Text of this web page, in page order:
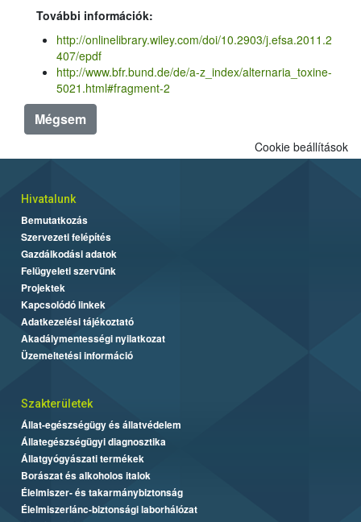
További információk:
http://onlinelibrary.wiley.com/doi/10.2903/j.efsa.2011.2
407/epdf
http://www.bfr.bund.de/de/a-z_index/alternaria_toxine-
5021.html#fragment-2
Mégsem
Cookie beállítások
Hivatalunk
Bemutatkozás
Szervezeti felépítés
Gazdálkodási adatok
Felügyeleti szervünk
Projektek
Kapcsolódó linkek
Adatkezelési tájékoztató
Akadálymentességi nyilatkozat
Üzemeltetési információ
Szakterületek
Állat-egészségügy és állatvédelem
Állategészségügyi diagnosztika
Állatgyógyászati termékek
Borászat és alkoholos italok
Élelmiszer- és takarmánybiztonság
Élelmiszerlánc-biztonsági laborhálózat